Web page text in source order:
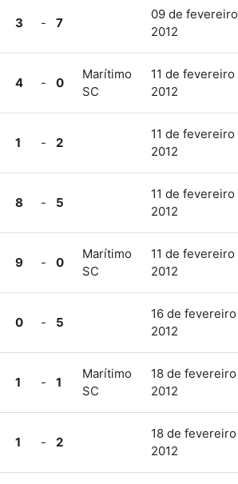
3 - 7
09 de fevereiro
2012
4 - 0
Marítimo
SC
11 de fevereiro
2012
1 - 2
11 de fevereiro
2012
8 - 5
11 de fevereiro
2012
9 - 0
Marítimo
SC
11 de fevereiro
2012
0 - 5
16 de fevereiro
2012
1 - 1
Marítimo
SC
18 de fevereiro
2012
1 - 2
18 de fevereiro
2012